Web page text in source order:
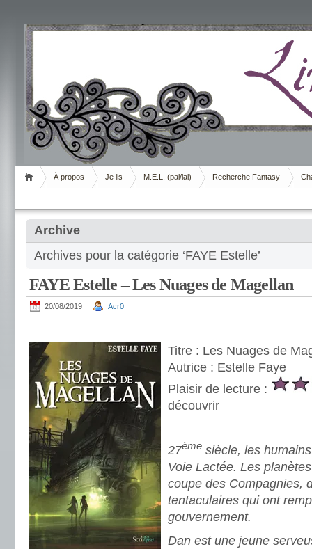
Livrement
À propos Je lis M.E.L. (pal/lal) Recherche Fantasy
Archive
Archives pour la catégorie ‘FAYE Estelle’
FAYE Estelle – Les Nuages de Magellan
20/08/2019 Acr0
Titre : Les Nuages de
Autrice : Estelle Faye
Plaisir de lecture :
découvrir
27ème siècle, les
Voie Lactée. Les
coupe des Compagnies,
tentaculaires qui ont
gouvernement.
Dan est une jeune